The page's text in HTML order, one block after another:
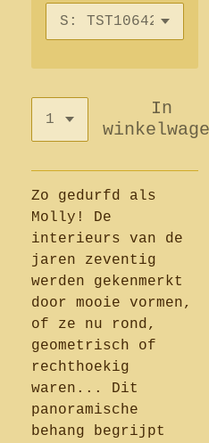
In
Zo gedurfd als
Molly! De
interieurs van de
jaren zeventig
werden gekenmerkt
door mooie vormen,
of ze nu rond,
geometrisch of
rechthoekig
waren... Dit
panoramische
behang begrijpt